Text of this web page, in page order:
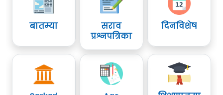
बातम्या
सराव
प्रश्नपत्रिका
दिनविशेष